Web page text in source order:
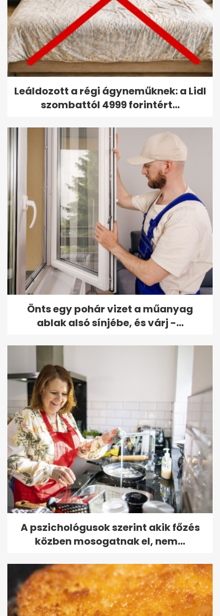
Leáldozott a régi ágyneműknek: a Lidl
szombattól 4999 forintért...
Önts egy pohár vizet a műanyag
ablak alsó sínjébe, és várj -...
A pszichológusok szerint akik főzés
közben mosogatnak el, nem...